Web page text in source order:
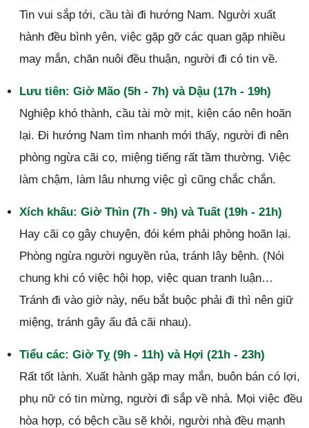
Tin vui sắp tới, cầu tài đi hướng Nam. Người xuất
hành đều bình yên, việc gặp gỡ các quan gặp nhiều
may mắn, chăn nuôi đều thuận, người đi có tin về.
Lưu tiên: Giờ Mão (5h - 7h) và Dậu (17h - 19h)
Nghiệp khó thành, cầu tài mờ mịt, kiện cáo nên hoãn
lại. Đi hướng Nam tìm nhanh mới thấy, người đi nên
phòng ngừa cãi cọ, miệng tiếng rất tầm thường. Việc
làm chậm, làm lâu nhưng việc gì cũng chắc chắn.
Xích khấu: Giờ Thìn (7h - 9h) và Tuất (19h - 21h)
Hay cãi cọ gây chuyện, đói kém phải phòng hoãn lại.
Phòng ngừa người nguyền rủa, tránh lây bệnh. (Nói
chung khi có việc hội họp, việc quan tranh luận…
Tránh đi vào giờ này, nếu bắt buộc phải đi thì nên giữ
miệng, tránh gây ẩu đả cãi nhau).
Tiểu các: Giờ Tỵ (9h - 11h) và Hợi (21h - 23h)
Rất tốt lành. Xuất hành gặp may mắn, buôn bán có lợi,
phụ nữ có tin mừng, người đi sắp về nhà. Mọi việc đều
hòa hợp, có bệch cầu sẽ khỏi, người nhà đều mạnh